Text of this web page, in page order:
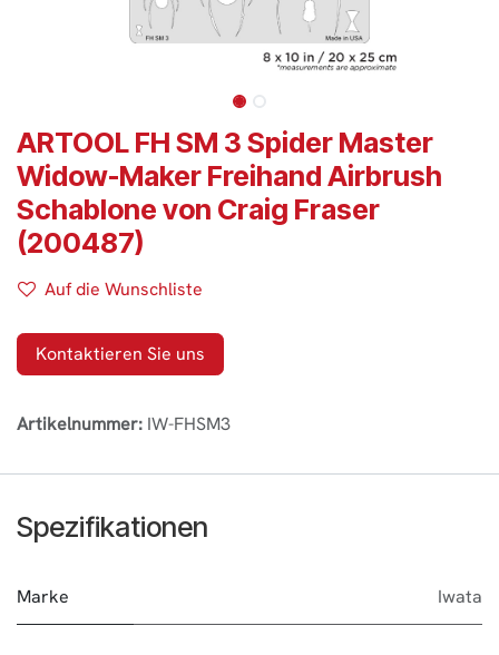
ARTOOL FH SM 3 Spider Master
Widow-Maker Freihand Airbrush
Schablone von Craig Fraser
(200487)
Auf die Wunschliste
Kontaktieren Sie uns
Artikelnummer: IW-FHSM3
Spezifikationen
Marke Iwata